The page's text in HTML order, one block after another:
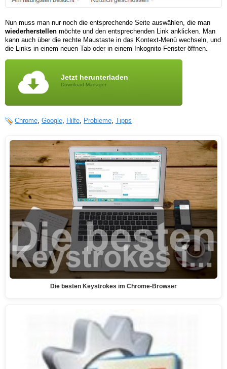
Nun muss man nur noch die entsprechende Seite auswählen, die man
wiederherstellen möchte und den entsprechenden Link anklicken. Man
kann auch über die rechte Maustaste in das Kontext-Menü wechseln, und
die Links in einem neuen Tab oder in einem Inkognito-Fenster öffnen.
Jetzt herunterladen
Download Manager
Chrome Google Hilfe Probleme Tipps
Die besten Keystrokes im Chrome-Browser